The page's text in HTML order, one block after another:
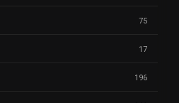
75
17
196